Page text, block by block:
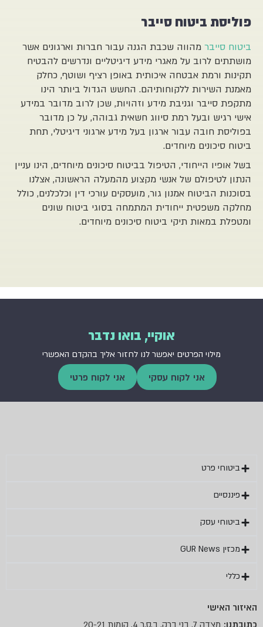
פוליסת ביטוח סייבר
ביטוח סייבר מהווה שכבת הגנה עבור חברות וארגונים אשר
מושתתים לרוב על מאגרי מידע דיגיטליים ונדרשים להבטיח
תקינות ורמת אבטחה איכותית באופן רציף ושוטף, כחלק
מאמנת השירות ללקוחותיהם. החשש הגדול ביותר הינו
מתקפת סייבר וגניבת מידע וזהויות, שכן לרוב מדובר במידע
אישי רגיש ובעל רמת סיווג חשאית גבוהה, על כן מדובר
בפוליסת חובה עבור ארגון בעל מידע ארגוני דיגיטלי, תחת
ביטוח סיכונים מיוחדים.
בשל אופיו הייחודי, הטיפול בביטוח סיכונים מיוחדים, הינו עניין
הנתון לטיפולם של אנשי מקצוע מהמעלה הראשונה, אצלנו
בסוכנות הביטוח אמנון גור, מועסקים עורכי דין וכלכלנים, כולל
מחלקה משפטית ייחודית המתמחה בסוגי ביטוח שונים
ומטפלת במאות תיקי ביטוח סיכונים מיוחדים.
אוקיי, בואו נדבר
מילוי הפרטים יאפשר לנו לחזור אליך בהקדם האפשרי
אני לקוח עסקי אני לקוח פרטי
ביטוחי פרט
פיננסיים
ביטוחי עסק
מכזין GUR News
כללי
האיזור האישי
כתובתנו: מצדה 7, בני ברק, ב.ס.ר 4, קומות 20-21